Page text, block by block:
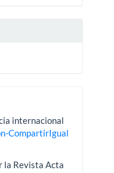
internacional
CompartirIgual
la Revista Acta